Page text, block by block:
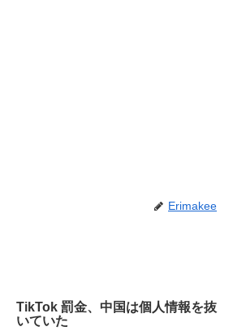
Erimakee
TikTok 罰金、中国は個人情報を抜
いていた